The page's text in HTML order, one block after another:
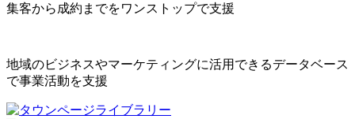
集客から成約までをワンストップで支援
地域のビジネスやマーケティングに活用できるデータベース
で事業活動を支援